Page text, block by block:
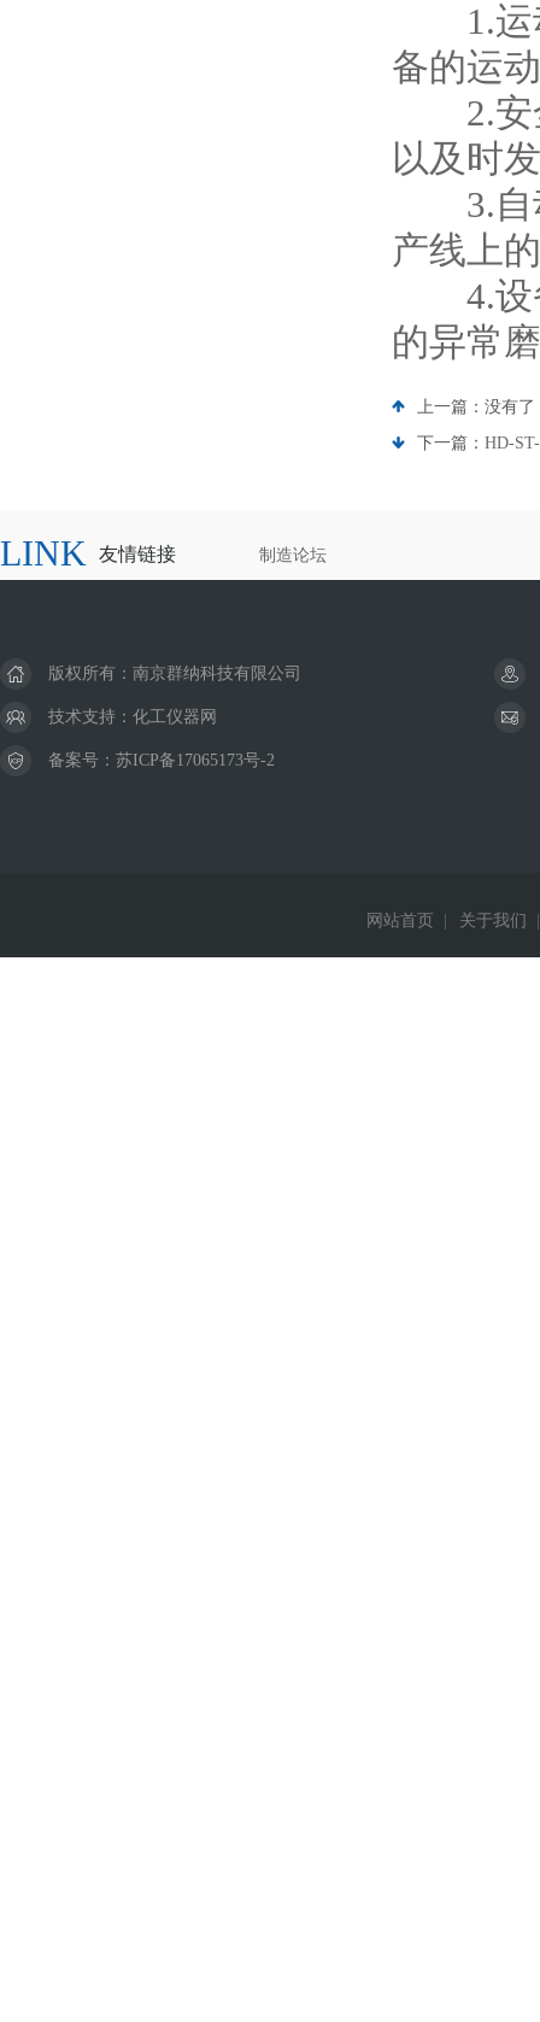
1.运动
备的运
2.安全
以及时
3.自动
产线上
4.设备
的异常
上一篇：没有了
下一篇： HD-
LINK 友情链接 制造论坛
版权所有：南京群纳科技有限公司
技术支持： 化工仪器网
备案号： 苏ICP备17065173号-2
网站首页 关于我们